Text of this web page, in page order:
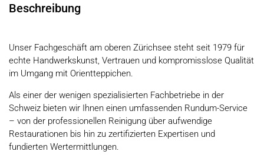
Beschreibung
Unser Fachgeschäft am oberen Zürichsee steht seit 1979 für
echte Handwerkskunst, Vertrauen und kompromisslose Qualität
im Umgang mit Orientteppichen.
Als einer der wenigen spezialisierten Fachbetriebe in der
Schweiz bieten wir Ihnen einen umfassenden Rundum-Service
– von der professionellen Reinigung über aufwendige
Restaurationen bis hin zu zertifizierten Expertisen und
fundierten Wertermittlungen.